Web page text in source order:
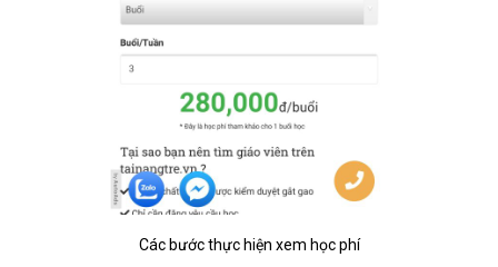
Các bước thực hiện xem học phí